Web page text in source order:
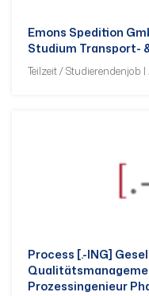
Emons Spedition
Studium Transport-
Teilzeit / Studierendenjob
Process [.-ING]
Prozessingenieur